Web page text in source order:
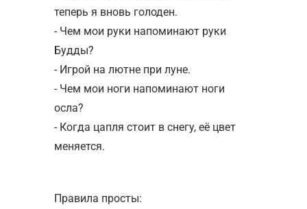
теперь я вновь голоден.
- Чем мои руки напоминают руки
Будды?
- Игрой на лютне при луне.
- Чем мои ноги напоминают ноги
осла?
- Когда цапля стоит в снегу, её цвет
меняется.
Правила просты: